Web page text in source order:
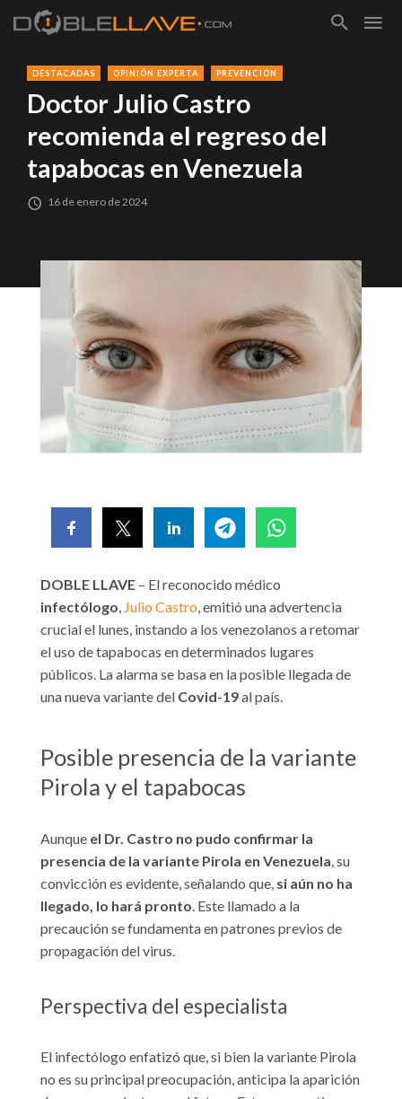
DESTACADAS OPINIÓN EXPERTA PREVENCIÓN
Doctor Julio Castro
recomienda el regreso del
tapabocas en Venezuela
16 de enero de 2024
DOBLE LLAVE – El reconocido médico
infectólogo, Julio Castro, emitió una advertencia
crucial el lunes, instando a los venezolanos a retomar
el uso de tapabocas en determinados lugares
públicos. La alarma se basa en la posible llegada de
una nueva variante del Covid-19al país.
Posible presencia de la variante
Pirola y el tapabocas
Aunque el Dr. Castro no pudo confirmar la
presencia de la variante Pirola en Venezuela , su
convicción es evidente, señalando que, si aún no ha
llegado, lo hará pronto . Este llamado a la
precaución se fundamenta en patrones previos de
propagación del virus.
Perspectiva del especialista
El infectólogo enfatizó que, si bien la variante Pirola
no es su principal preocupación, anticipa la aparición